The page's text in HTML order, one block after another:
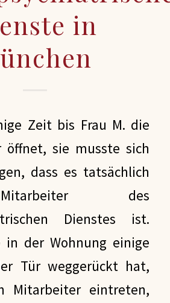
in
Zeit bis Frau M. die
öffnet, sie musste sich
dass es tatsächlich
des
Dienstes ist.
in der Wohnung einige
Tür weggerückt hat,
Mitarbeiter eintreten,